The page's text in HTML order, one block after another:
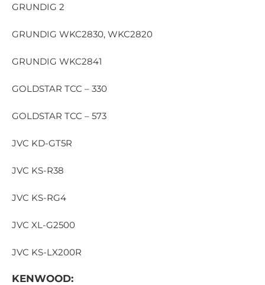
GRUNDIG 2
GRUNDIG WKC2830, WKC2820
GRUNDIG WKC2841
GOLDSTAR TCC – 330
GOLDSTAR TCC – 573
JVC KD-GT5R
JVC KS-R38
JVC KS-RG4
JVC XL-G2500
JVC KS-LX200R
KENWOOD: